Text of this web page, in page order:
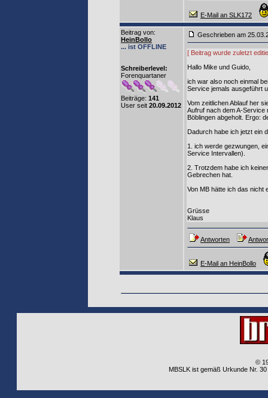
E-Mail an SLK172
Beitrag von:
HeinBollo
... ist OFFLINE
Schreiberlevel:
Forenquartaner
Beiträge: 141
User seit 20.09.2012
Geschrieben am
[ Beitrag wurde zuletzt
Hallo Mike und Guido,
ich war also noch einmal
Service jemals ausgeführt
Vom zeitlichen Ablauf her
Aufruf nach dem A-Service
Böblingen abgeholt. Ergo:
Dadurch habe ich jetzt ein
1. ich werde gezwungen,
Service Intervallen).
2. Trotzdem habe ich
Gebrechen hat.
Von MB hätte ich das nicht
Grüsse
Klaus
Antworten
E-Mail an HeinBollo
©
MBSLK ist gemäß Urkunde Nr.